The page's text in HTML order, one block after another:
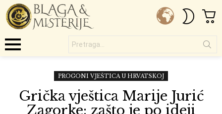
SKIN
PROGONI VJEŠTICA U HRVATSKOJ
Grička vještica Marije Jurić
Zagorke: zašto je po ideji